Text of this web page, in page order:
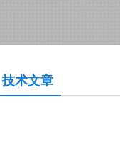
技术文章